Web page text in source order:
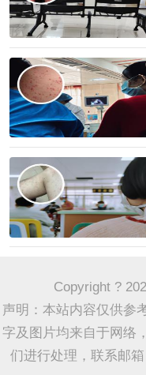
Copyright ?
声明：本站内容仅供参
字及图片均来自于网络
们进行处理，联系邮